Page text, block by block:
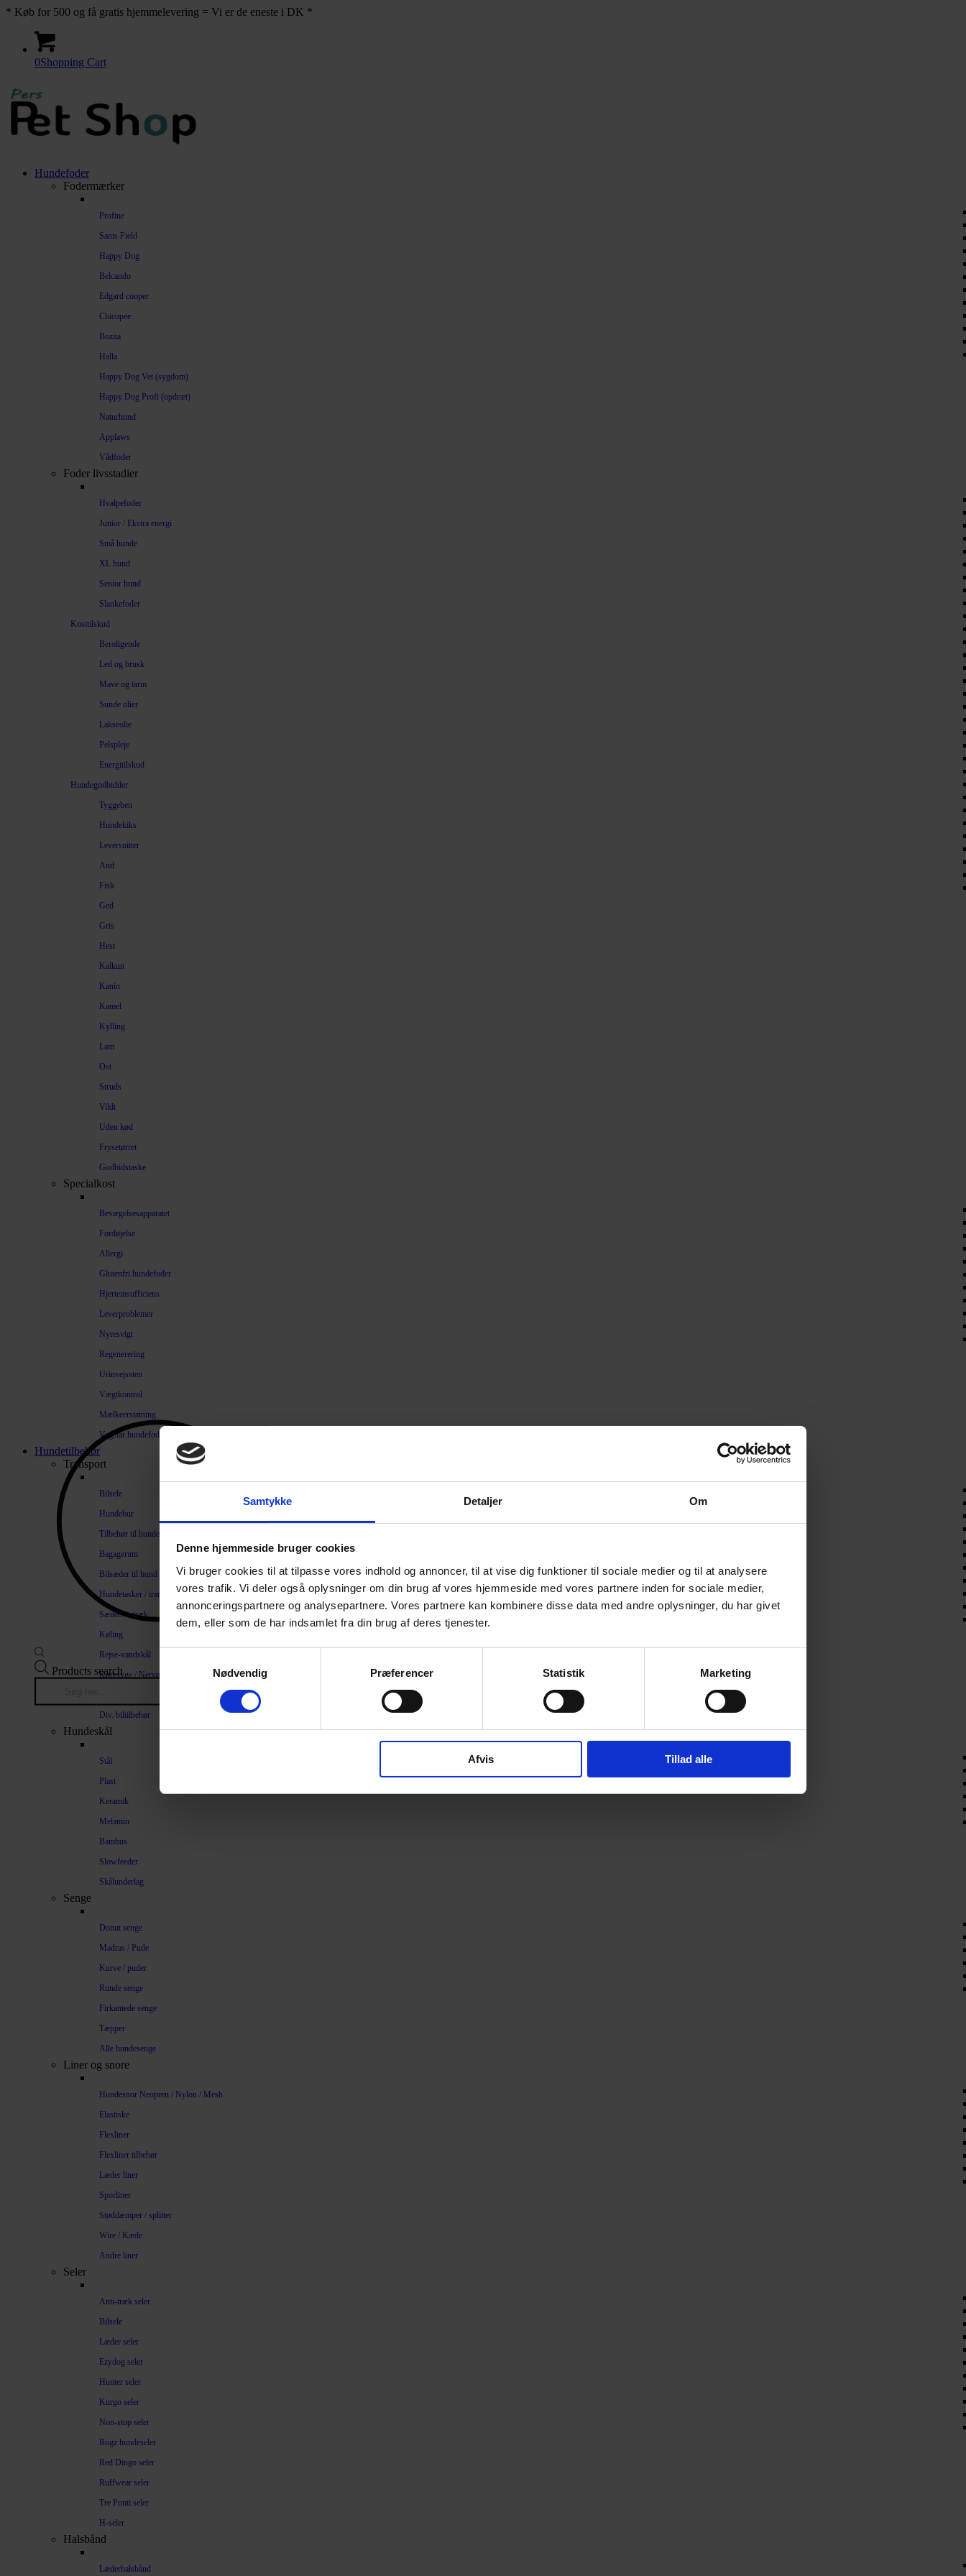
Samtykke Detaljer Om
Denne hjemmeside bruger cookies
Vi bruger cookies til at tilpasse vores indhold og annoncer, til at vise dig funktioner til sociale medier og til at analysere
vores trafik. Vi deler også oplysninger om din brug af vores hjemmeside med vores partnere inden for sociale medier,
annonceringspartnere og analysepartnere. Vores partnere kan kombinere disse data med andre oplysninger, du har givet
dem, eller som de har indsamlet fra din brug af deres tjenester.
Nødvendig
Præferencer Statistik Marketing
Afvis Tillad alle
* Køb for 500 og få gratis hjemmelevering = Vi er de eneste i DK *
0Shopping Cart
Hundefoder
Fodermærker
Profine
Sams Field
Happy Dog
Belcando
Edgard cooper
Chicopee
Bozita
Halla
Happy Dog Vet (sygdom)
Happy Dog Profi (opdræt)
Naturhund
Applaws
Vådfoder
Foder livsstadier
Hvalpefoder
Junior / Ekstra energi
Små hunde
XL hund
Senior hund
Slankefoder
Kosttilskud
Beroligende
Led og brusk
Mave og tarm
Sunde olier
Lakseolie
Pelspleje
Energitilskud
Hundegodbidder
Tyggeben
Hundekiks
Leversnitter
And
Fisk
Ged
Gris
Hest
Kalkun
Kanin
Kamel
Kylling
Lam
Ost
Struds
Vildt
Uden kød
Frysetørret
Godbidstaske
Specialkost
Bevægelsesapparatet
Fordøjelse
Allergi
Glutenfri hundefoder
Hjerteinsufficiens
Leverproblemer
Nyresvigt
Regenerering
Urinvejssten
Vægtkontrol
Mælkeerstatning
Vegetar hundefoder
Hundetilbehør
Transport
Bilsele
Hundebur
Tilbehør til hundebure
Bagagerum
Bilsæder til hund
Hundetasker / transportkasser
Sædeovertræk
Køling
Rejse-vandskål
Køresyge / Nervøsitet
Div. biltilbehør
Hundeskål
Stål
Plast
Keramik
Melamin
Bambus
Slowfeeder
Skålunderlag
Senge
Donut senge
Madras / Pude
Kurve / puder
Runde senge
Firkantede senge
Tæpper
Alle hundesenge
Liner og snore
Hundesnor Neopren / Nylon / Mesh
Elastiske
Flexliner
Flexliner tilbehør
Læder liner
Sporliner
Støddæmper / splitter
Wire / Kæde
Andre liner
Seler
Anti-træk seler
Bilsele
Læder seler
Ezydog seler
Hunter seler
Kurgo seler
Non-stop seler
Rogz hundeseler
Red Dingo seler
Ruffwear seler
Tre Ponti seler
H-seler
Halsbånd
Læderhalsbånd
Products search